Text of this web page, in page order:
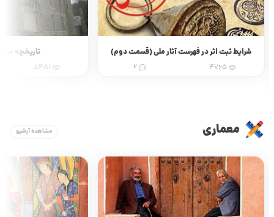
شرایط ثبت اثر در فهرست آثار ملی (قسمت دوم)
2
تاریخچه
معماری مشاهده آرشیو